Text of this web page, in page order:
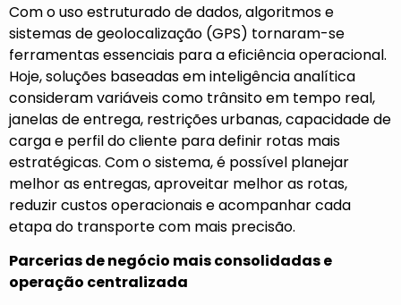
Com o uso estruturado de dados, algoritmos e
sistemas de geolocalização (GPS) tornaram-se
ferramentas essenciais para a eficiência operacional.
Hoje, soluções baseadas em inteligência analítica
consideram variáveis como trânsito em tempo real,
janelas de entrega, restrições urbanas, capacidade de
carga e perfil do cliente para definir rotas mais
estratégicas. Com o sistema, é possível planejar
melhor as entregas, aproveitar melhor as rotas,
reduzir custos operacionais e acompanhar cada
etapa do transporte com mais precisão.
Parcerias de negócio mais consolidadas e
operação centralizada